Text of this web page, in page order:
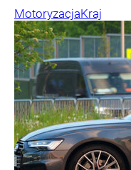
MotoryzacjaKraj